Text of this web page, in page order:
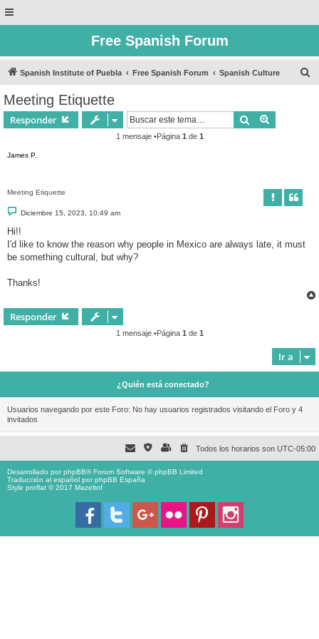
Free Spanish Forum
Spanish Institute of Puebla Free Spanish Forum Spanish Culture
Meeting Etiquette
Responder Buscar
1 mensaje •Página 1 de 1
James P.
Meeting Etiquette
M
e
n
s
a
e
Diciembre 15, 2023, 10:49 am
Hi!!
I'd like to know the reason why people in Mexico are always late, it must
be something cultural, but why?
Thanks!
Responder
1 mensaje •Página 1 de 1
Ir a
¿Quién está conectado?
Usuarios navegando por este Foro: No hay usuarios registrados visitando el Foro y 4
invitados
Todos los horarios son UTC-05:00
Desarrollado porphpBB® Forum Software © phpBB Limited
Traducción al español porphpBB España
Style proflat © 2017 Mazeltof